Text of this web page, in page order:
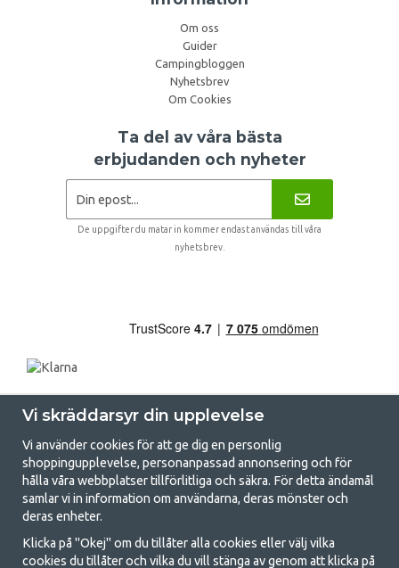
Om oss
Guider
Campingbloggen
Nyhetsbrev
Om Cookies
Ta del av våra bästa
erbjudanden och nyheter
De uppgifter du matar in kommer endast användas till våra
nyhetsbrev.
GetCamping.se - Din butik för camping
och uteliv
Vi skräddarsyr din upplevelse
Vi använder cookies för att ge dig en personlig
shoppingupplevelse, personanpassad annonsering och för
hålla våra webbplatser tillförlitliga och säkra. För detta ändamål
samlar vi in information om användarna, deras mönster och
deras enheter.
Klicka på "Okej" om du tillåter alla cookies eller välj vilka
cookies du tillåter och vilka du vill stänga av genom att klicka på